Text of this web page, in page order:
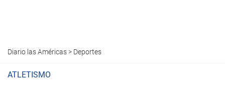
Diario las Américas> Deportes
ATLETISMO